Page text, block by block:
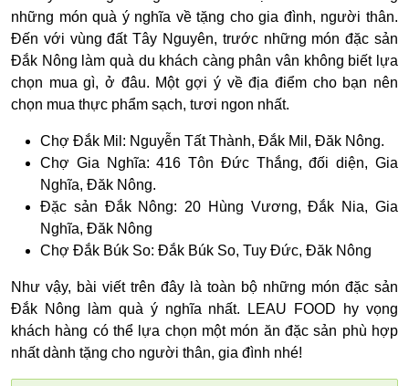
những món quà ý nghĩa về tặng cho gia đình, người thân.
Đến với vùng đất Tây Nguyên, trước những món đặc sản
Đắk Nông làm quà du khách càng phân vân không biết lựa
chọn mua gì, ở đâu. Một gợi ý về địa điểm cho bạn nên
chọn mua thực phẩm sạch, tươi ngon nhất.
Chợ Đắk Mil: Nguyễn Tất Thành, Đắk Mil, Đăk Nông.
Chợ Gia Nghĩa: 416 Tôn Đức Thắng, đối diện, Gia
Nghĩa, Đăk Nông.
Đặc sản Đắk Nông: 20 Hùng Vương, Đắk Nia, Gia
Nghĩa, Đăk Nông
Chợ Đắk Búk So: Đắk Búk So, Tuy Đức, Đăk Nông
Như vậy, bài viết trên đây là toàn bộ những món đặc sản
Đắk Nông làm quà ý nghĩa nhất. LEAU FOOD hy vọng
khách hàng có thể lựa chọn một món ăn đặc sản phù hợp
nhất dành tặng cho người thân, gia đình nhé!